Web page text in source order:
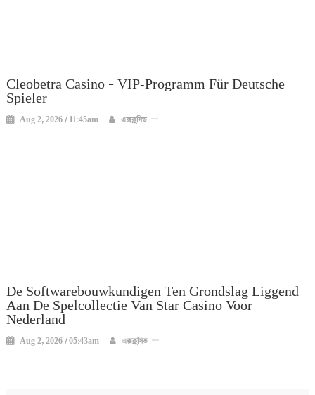
Cleobetra Casino – VIP-Programm Für Deutsche
Spieler
Aug 2, 2026 / 11:45am এক্সক্লুসিভ
De Softwarebouwkundigen Ten Grondslag Liggend
Aan De Spelcollectie Van Star Casino Voor
Nederland
Aug 2, 2026 / 05:43am এক্সক্লুসিভ